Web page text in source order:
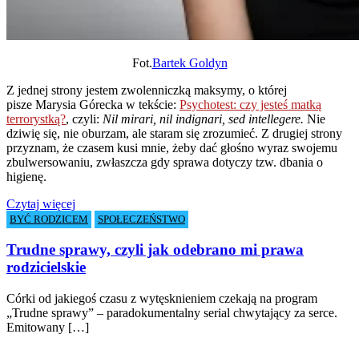
Fot.Bartek Goldyn
Z jednej strony jestem zwolenniczką maksymy, o której
pisze Marysia Górecka w tekście: Psychotest: czy jesteś matką
terrorystką?, czyli: Nil mirari, nil indignari, sed intellegere. Nie
dziwię się, nie oburzam, ale staram się zrozumieć. Z drugiej strony
przyznam, że czasem kusi mnie, żeby dać głośno wyraz swojemu
zbulwersowaniu, zwłaszcza gdy sprawa dotyczy tzw. dbania o
higienę.
Czytaj więcej
BYĆ RODZICEM SPOŁECZEŃSTWO
Trudne sprawy, czyli jak odebrano mi prawa
rodzicielskie
Córki od jakiegoś czasu z wytęsknieniem czekają na program
„Trudne sprawy” – paradokumentalny serial chwytający za serce.
Emitowany […]